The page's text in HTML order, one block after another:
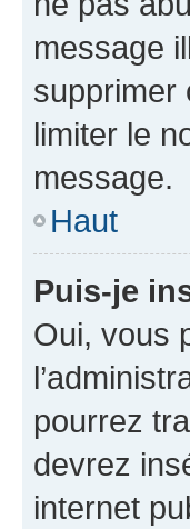
message
supprimer
limiter le
message.
Haut
Puis-je
Oui, vous
pourrez
devrez
internet